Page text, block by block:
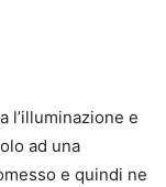
l’illuminazione e
ad una
e quindi ne